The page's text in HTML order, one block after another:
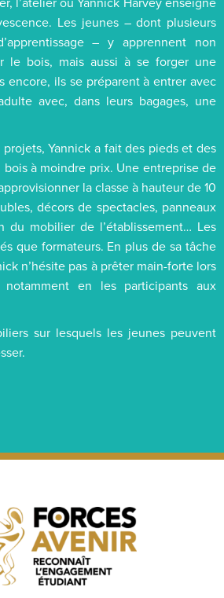
Les jeunes – dont plusieurs
– y apprennent non
le bois, mais aussi à se forger une
encore, ils se préparent à entrer avec
avec, dans leurs bagages, une
Yannick a fait des pieds et des
à moindre prix. Une entreprise de
la classe à hauteur de 10
décors de spectacles, panneaux
du mobilier de l’établissement… Les
que formateurs. En plus de sa tâche
n’hésite pas à prêter main-forte lors
notamment en les participants aux
sur lesquels les jeunes peuvent